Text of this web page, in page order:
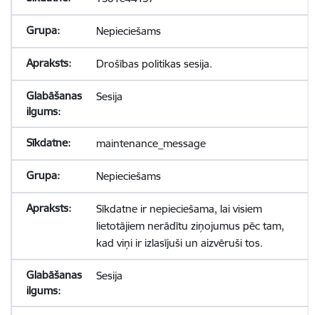
Nepieciešams
Drošības politikas sesija.
Sesija
maintenance_message
Nepieciešams
Sīkdatne ir nepieciešama, lai visiem
lietotājiem nerādītu ziņojumus pēc tam,
kad viņi ir izlasījuši un aizvēruši tos.
Sesija